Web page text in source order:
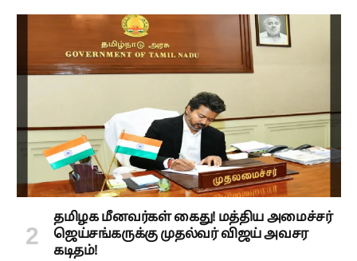
தமிழக மீனவர்கள் கைது! மத்திய அமைச்சர்
ஜெய்சங்கருக்கு முதல்வர் விஜய் அவசர
கடிதம்!